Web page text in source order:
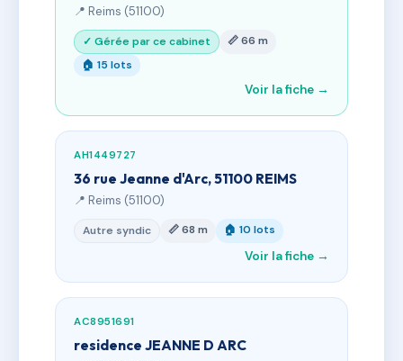
📍 Reims (51100)
✓ Gérée par ce cabinet
📏 66 m
🏠 15 lots
Voir la fiche →
AH1449727
36 rue Jeanne d'Arc, 51100 REIMS
📍 Reims (51100)
Autre syndic 📏 68 m 🏠 10 lots
Voir la fiche →
AC8951691
residence JEANNE D ARC